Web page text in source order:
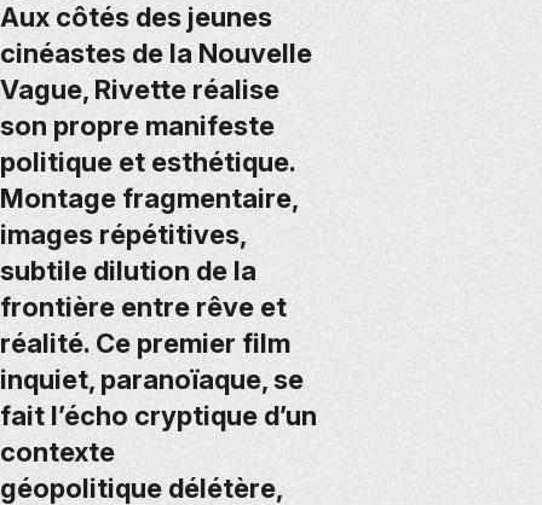
Aux côtés des jeunes
cinéastes de la Nouvelle
Vague, Rivette réalise
son propre manifeste
politique et esthétique.
Montage fragmentaire,
images répétitives,
subtile dilution de la
frontière entre rêve et
réalité. Ce premier film
inquiet, paranoïaque, se
fait l’écho cryptique d’un
contexte
géopolitique délétère,